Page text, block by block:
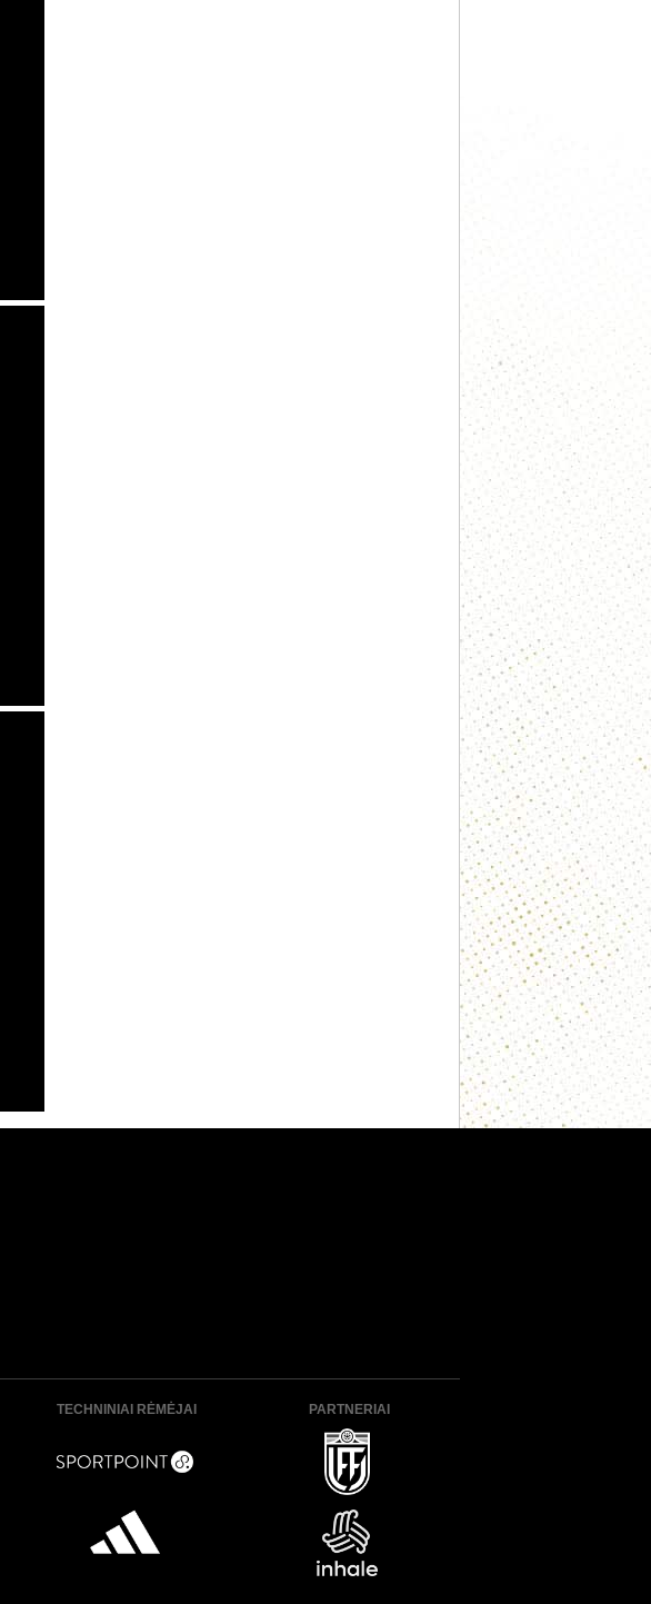
TECHNINIAI RĖMĖJAI PARTNERIAI